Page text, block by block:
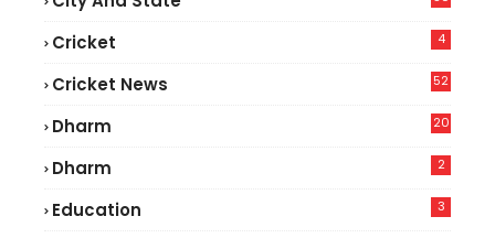
Cricket 4
Cricket News
52
Dharm 20
Dharm 2
Education 3